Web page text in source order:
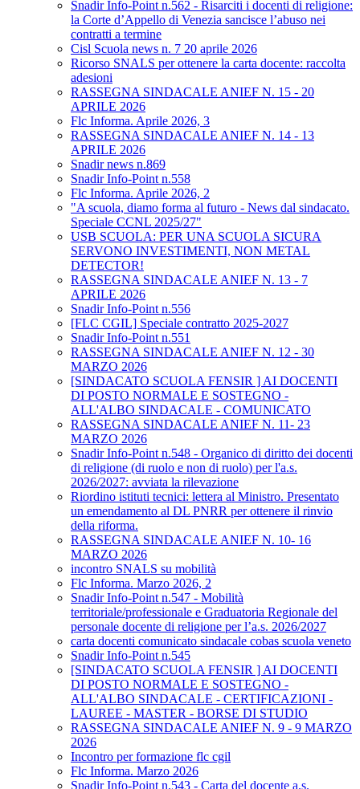
Snadir Info-Point n.562 - Risarciti i docenti di religione:
la Corte d’Appello di Venezia sancisce l’abuso nei
contratti a termine
Cisl Scuola news n. 7 20 aprile 2026
Ricorso SNALS per ottenere la carta docente: raccolta
adesioni
RASSEGNA SINDACALE ANIEF N. 15 - 20
APRILE 2026
Flc Informa. Aprile 2026, 3
RASSEGNA SINDACALE ANIEF N. 14 - 13
APRILE 2026
Snadir news n.869
Snadir Info-Point n.558
Flc Informa. Aprile 2026, 2
"A scuola, diamo forma al futuro - News dal sindacato.
Speciale CCNL 2025/27"
USB SCUOLA: PER UNA SCUOLA SICURA
SERVONO INVESTIMENTI, NON METAL
DETECTOR!
RASSEGNA SINDACALE ANIEF N. 13 - 7
APRILE 2026
Snadir Info-Point n.556
[FLC CGIL] Speciale contratto 2025-2027
Snadir Info-Point n.551
RASSEGNA SINDACALE ANIEF N. 12 - 30
MARZO 2026
[SINDACATO SCUOLA FENSIR ] AI DOCENTI
DI POSTO NORMALE E SOSTEGNO -
ALL'ALBO SINDACALE - COMUNICATO
RASSEGNA SINDACALE ANIEF N. 11- 23
MARZO 2026
Snadir Info-Point n.548 - Organico di diritto dei docenti
di religione (di ruolo e non di ruolo) per l'a.s.
2026/2027: avviata la rilevazione
Riordino istituti tecnici: lettera al Ministro. Presentato
un emendamento al DL PNRR per ottenere il rinvio
della riforma.
RASSEGNA SINDACALE ANIEF N. 10- 16
MARZO 2026
incontro SNALS su mobilità
Flc Informa. Marzo 2026, 2
Snadir Info-Point n.547 - Mobilità
territoriale/professionale e Graduatoria Regionale del
personale docente di religione per l’a.s. 2026/2027
carta docenti comunicato sindacale cobas scuola veneto
Snadir Info-Point n.545
[SINDACATO SCUOLA FENSIR ] AI DOCENTI
DI POSTO NORMALE E SOSTEGNO -
ALL'ALBO SINDACALE - CERTIFICAZIONI -
LAUREE - MASTER - BORSE DI STUDIO
RASSEGNA SINDACALE ANIEF N. 9 - 9 MARZO
2026
Incontro per formazione flc cgil
Flc Informa. Marzo 2026
Snadir Info-Point n.543 - Carta del docente a.s.